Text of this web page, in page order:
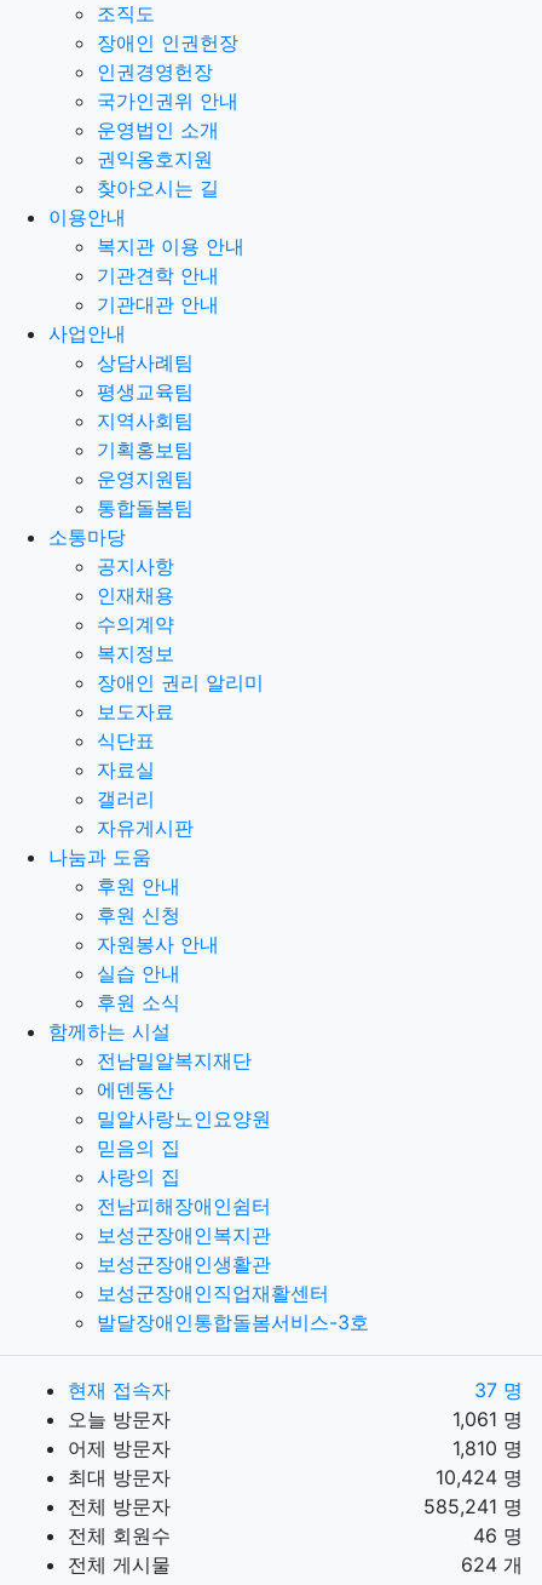
조직도
장애인 인권헌장
인권경영헌장
국가인권위 안내
운영법인 소개
권익옹호지원
찾아오시는 길
이용안내
복지관 이용 안내
기관견학 안내
기관대관 안내
사업안내
상담사례팀
평생교육팀
지역사회팀
기획홍보팀
운영지원팀
통합돌봄팀
소통마당
공지사항
인재채용
수의계약
복지정보
장애인 권리 알리미
보도자료
식단표
자료실
갤러리
자유게시판
나눔과 도움
후원 안내
후원 신청
자원봉사 안내
실습 안내
후원 소식
함께하는 시설
전남밀알복지재단
에덴동산
밀알사랑노인요양원
믿음의 집
사랑의 집
전남피해장애인쉼터
보성군장애인복지관
보성군장애인생활관
보성군장애인직업재활센터
발달장애인통합돌봄서비스-3호
현재 접속자
37 명
오늘 방문자
1,061 명
어제 방문자
1,810 명
최대 방문자
10,424 명
전체 방문자
585,241 명
전체 회원수
46 명
전체 게시물
624 개